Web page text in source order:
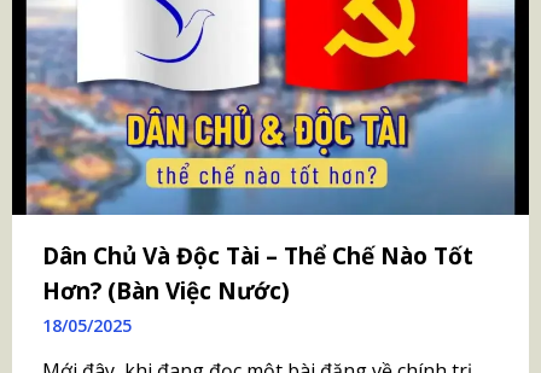
Dân Chủ Và Độc Tài – Thể Chế Nào Tốt
Hơn? (Bàn Việc Nước)
18/05/2025